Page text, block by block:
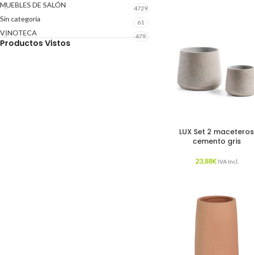
MUEBLES DE SALÓN 4729
Sin categoría 61
VINOTECA 479
Productos Vistos
LUX Set 2 maceteros
cemento gris
23,88€ IVA Incl.